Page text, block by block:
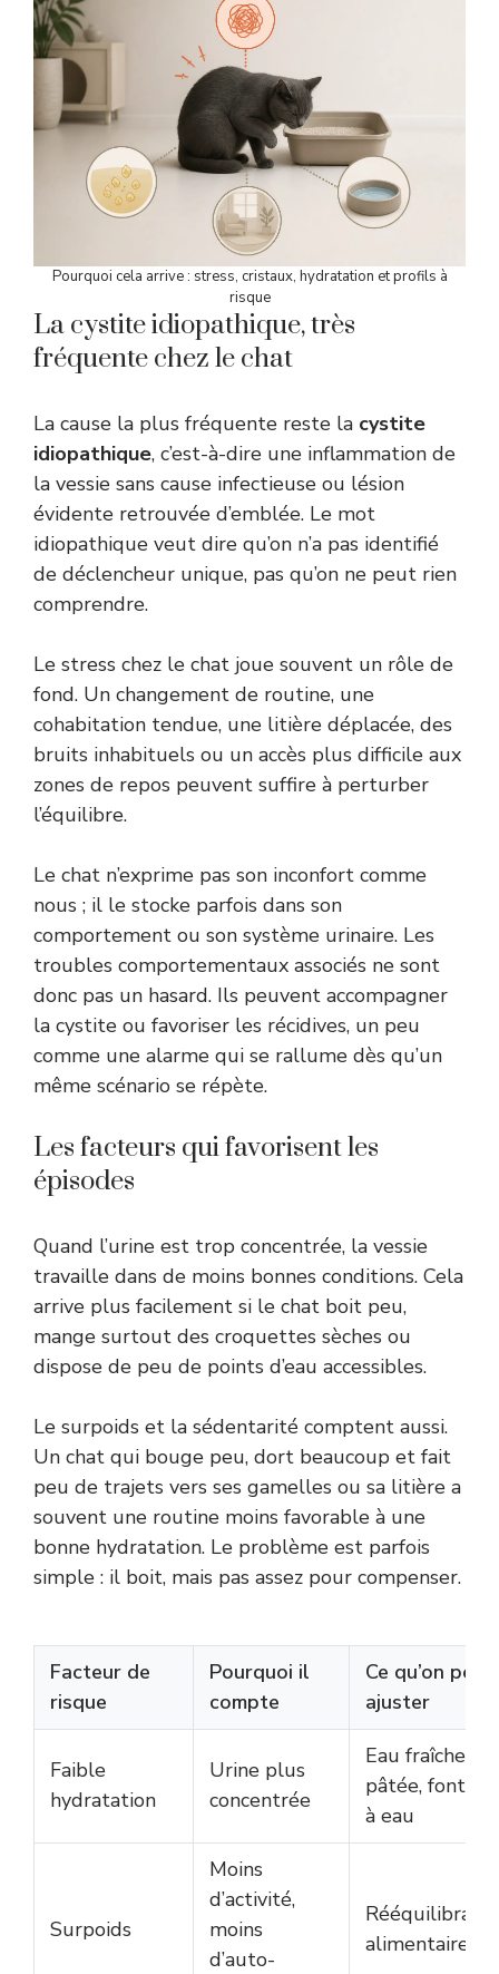
Pourquoi cela arrive : stress, cristaux, hydratation et profils à
risque
La cystite idiopathique, très
fréquente chez le chat
La cause la plus fréquente reste la cystite
idiopathique, c’est-à-dire une inflammation de
la vessie sans cause infectieuse ou lésion
évidente retrouvée d’emblée. Le mot
idiopathique veut dire qu’on n’a pas identifié
de déclencheur unique, pas qu’on ne peut rien
comprendre.
Le stress chez le chat joue souvent un rôle de
fond. Un changement de routine, une
cohabitation tendue, une litière déplacée, des
bruits inhabituels ou un accès plus difficile aux
zones de repos peuvent suffire à perturber
l’équilibre.
Le chat n’exprime pas son inconfort comme
nous ; il le stocke parfois dans son
comportement ou son système urinaire. Les
troubles comportementaux associés ne sont
donc pas un hasard. Ils peuvent accompagner
la cystite ou favoriser les récidives, un peu
comme une alarme qui se rallume dès qu’un
même scénario se répète.
Les facteurs qui favorisent les
épisodes
Quand l’urine est trop concentrée, la vessie
travaille dans de moins bonnes conditions. Cela
arrive plus facilement si le chat boit peu,
mange surtout des croquettes sèches ou
dispose de peu de points d’eau accessibles.
Le surpoids et la sédentarité comptent aussi.
Un chat qui bouge peu, dort beaucoup et fait
peu de trajets vers ses gamelles ou sa litière a
souvent une routine moins favorable à une
bonne hydratation. Le problème est parfois
simple : il boit, mais pas assez pour compenser.
Facteur de
risque
Pourquoi il
compte
Ce qu’on peut
ajuster
Faible
hydratation
Urine plus
concentrée
Eau fraîche,
pâtée,
à eau
Surpoids
Moins
d’activité,
moins
d’auto-
Rééquilibrage
alimentaire